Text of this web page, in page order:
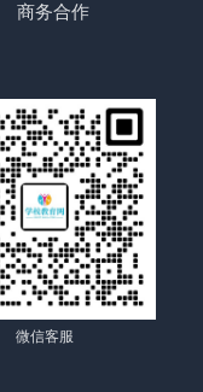
商务合作
微信客服